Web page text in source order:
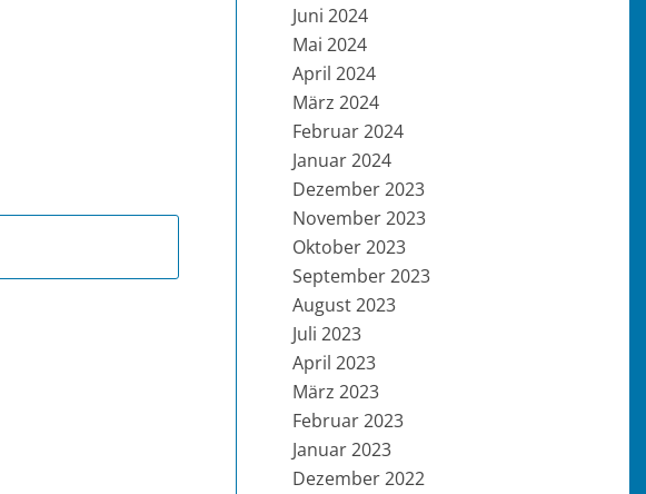
Juni 2024
Mai 2024
April 2024
März 2024
Februar 2024
Januar 2024
Dezember 2023
November 2023
Oktober 2023
September 2023
August 2023
Juli 2023
April 2023
März 2023
Februar 2023
Januar 2023
Dezember 2022